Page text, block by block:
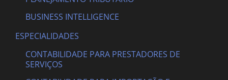
BUSINESS INTELLIGENCE
ESPECIALIDADES
CONTABILIDADE PARA PRESTADORES DE
SERVIÇOS